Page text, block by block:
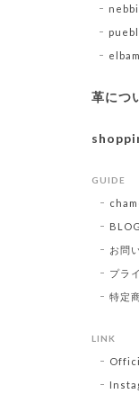
革につ
GUIDE
BLOG
お問
プラ
特定
LINK